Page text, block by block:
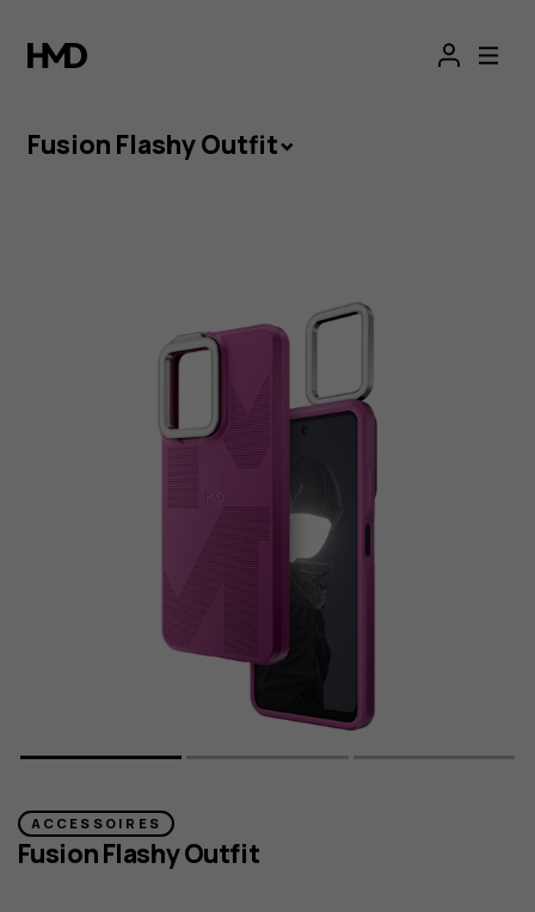
Flitsbehuizing
voor
HMD
Fusion Flashy Outfit
ACCESSOIRES
Fusion Flashy Outfit